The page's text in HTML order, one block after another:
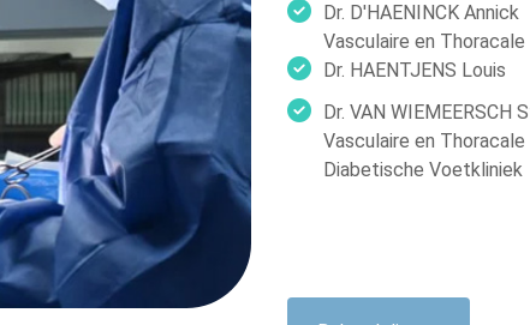
Dr. D'HAENINCK Annick
Vasculaire en
Dr. HAENTJENS Louis
Dr. VAN WIEMEERSCH
Vasculaire en
Diabetische Voetkliniek